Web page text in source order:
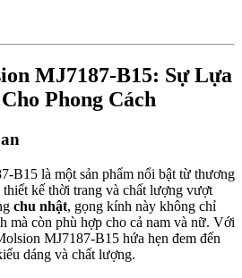
MJ7187-B15: Sự Lựa
Phong Cách
B15 là một sản phẩm nổi bật từ thương
kế thời trang và chất lượng vượt
chu nhật, gọng kính này không chỉ
mà còn phù hợp cho cả nam và nữ. Với
MJ7187-B15 hứa hẹn đem đến
dáng và chất lượng.